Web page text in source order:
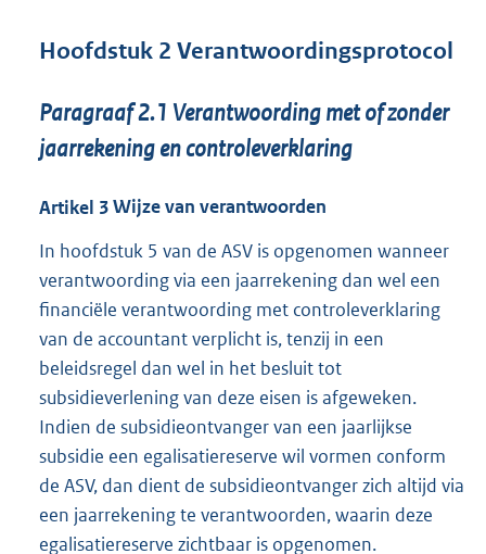
Hoofdstuk 2 Verantwoordingsprotocol
Paragraaf 2.1 Verantwoording met of zonder
jaarrekening en controleverklaring
Artikel 3Wijze van verantwoorden
In hoofdstuk 5 van de ASV is opgenomen wanneer
verantwoording via een jaarrekening dan wel een
financiële verantwoording met controleverklaring
van de accountant verplicht is, tenzij in een
beleidsregel dan wel in het besluit tot
subsidieverlening van deze eisen is afgeweken.
Indien de subsidieontvanger van een jaarlijkse
subsidie een egalisatiereserve wil vormen conform
de ASV, dan dient de subsidieontvanger zich altijd via
een jaarrekening te verantwoorden, waarin deze
egalisatiereserve zichtbaar is opgenomen.